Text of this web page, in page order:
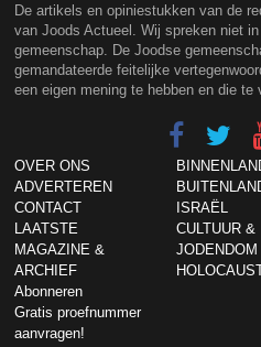
De artikels en opiniestukken van de
van Joods Actueel. Wij spreken niet
gemeenschap. De Joodse
gemandateerde feitelijke
een eigen mening te hebben en die te
OVER ONS
ADVERTEREN
CONTACT
LAATSTE
MAGAZINE &
ARCHIEF
Abonneren
Gratis proefnummer
aanvragen!
ISRAËL
CULTUUR &
JODENDOM